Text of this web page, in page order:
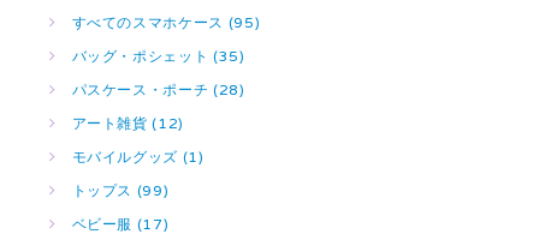
すべてのスマホケース (95)
バッグ・ポシェット (35)
パスケース・ポーチ (28)
アート雑貨 (12)
モバイルグッズ (1)
トップス (99)
ベビー服 (17)